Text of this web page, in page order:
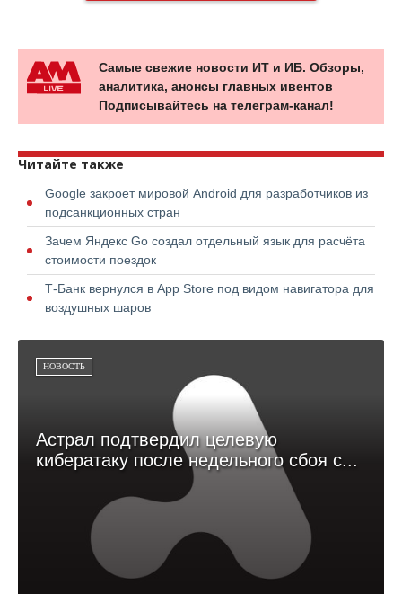
Самые свежие новости ИТ и ИБ. Обзоры,
аналитика, анонсы главных ивентов
Подписывайтесь на телеграм-канал!
Читайте также
Google закроет мировой Android для разработчиков из
подсанкционных стран
Зачем Яндекс Go создал отдельный язык для расчёта
стоимости поездок
Т-Банк вернулся в App Store под видом навигатора для
воздушных шаров
НОВОСТЬ
Астрал подтвердил целевую
кибератаку после недельного сбоя с...